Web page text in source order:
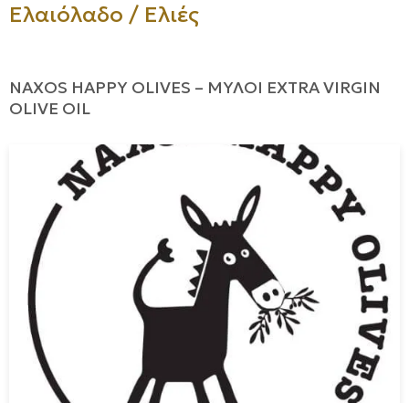
Ελαιόλαδο / Ελιές
NAXOS HAPPY OLIVES – ΜΥΛΟΙ EXTRA VIRGIN
OLIVE OIL